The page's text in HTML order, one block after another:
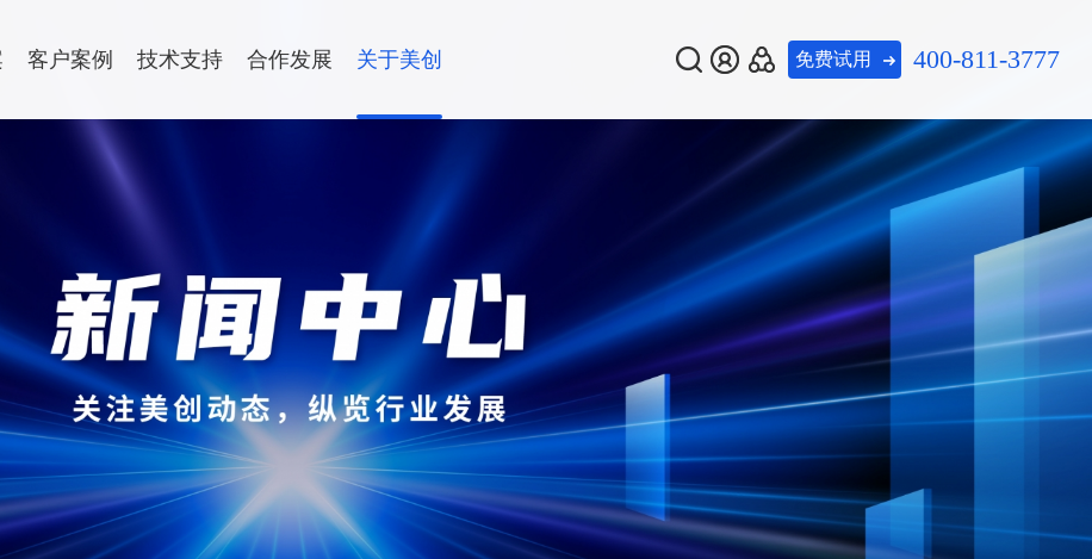
数据库物理复制
据库逻辑复制
用版本同步
机同步
量文件同步
数据备份
键通
运行安全管理平台
静态脱敏
数据水印
中间件运维服务
国产信创改造服务
驻场运维服务
供数服务
安全咨询服务
数据出境安全治理服务
数据安全能力评估认证服务
数据安全风险评估服务
热门推荐
美创数据安全多智体
新一代 灾备一体化平台
数据流动平台
户建设解决方案|大数据局数据流动及共享解决方
据分类分级解决方案
热门资讯
暗网数据泄露情报周报
08-07 美创数据安全多智体获
评「AI Agent标杆产
运营闭环
查看更多
客户案例 技术支持
08-07
美创数据安全多智体获
评「AI Agent标杆产
品」：AI重塑数据安全
运营闭环
查看更多 
合作发展
08-07
美创数据安全多智体获
评「AI Agent标杆产
品」：AI重塑数据安全
运营闭环
查看更多 
关于美创
总部与分支机构
热门资讯
暗网数据泄露情报周报
08-07 美创数据安全多智体获
评「AI Agent标杆产
运营闭环
查看更多
免费试用 400-811-3777